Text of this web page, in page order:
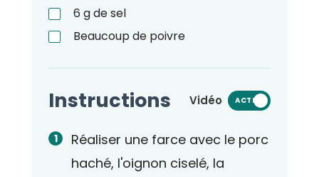
6 gde sel
Beaucoup de poivre
Instructions Vidéo ACTIVÉ
Réaliser une farce avec le porc
haché, l'oignon ciselé, la